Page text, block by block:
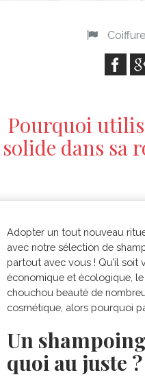
Coiffure
Pourquoi
solide dans sa
Adopter un tout nouveau
avec notre sélection de
partout avec vous ! Qu’il soit
économique et écologique,
chouchou beauté de
cosmétique, alors pourquoi
Un
quoi au juste ?